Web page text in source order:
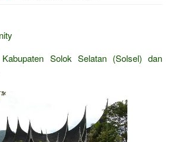
Solok Selatan (Solsel) dan